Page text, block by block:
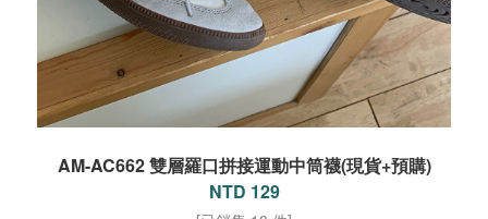
AM-AC662 雙層羅口拼接運動中筒襪(現貨+預購)
NTD 129